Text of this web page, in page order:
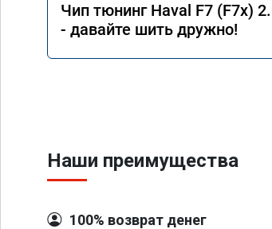
Чип тюнинг Haval F7 (F7x)
- давайте шить дружно!
Наши преимущества
100% возврат денег